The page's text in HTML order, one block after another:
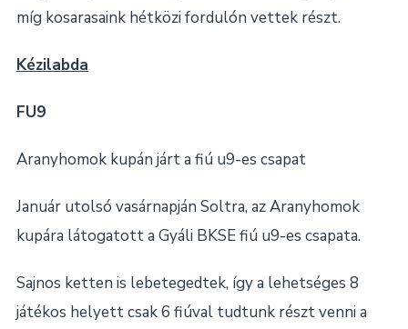
míg kosarasaink hétközi fordulón vettek részt.
Kézilabda
FU9
Aranyhomok kupán járt a fiú u9-es csapat
Január utolsó vasárnapján Soltra, az Aranyhomok
kupára látogatott a Gyáli BKSE fiú u9-es csapata.
Sajnos ketten is lebetegedtek, így a lehetséges 8
játékos helyett csak 6 fiúval tudtunk részt venni a